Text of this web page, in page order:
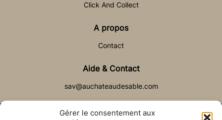
Gérer le consentement aux
Click And Collect
A propos
Contact
Aide & Contact
sav@auchateaudesable.com